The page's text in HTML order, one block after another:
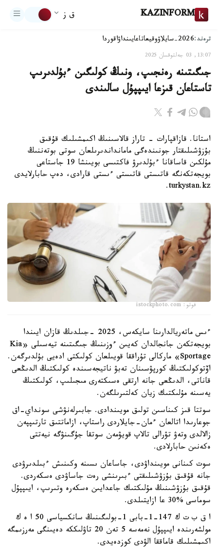
KAZINFORM ق ز
ترەند:2026-سايلاۋ وقيعاتاعايىنداۋاقوردا
13:07, 03 جەلتوقسان 2025
جىگىتىنە رەنجىپ، ونىڭ كولىگىن ءبۇلدىرىپ
تاستاعان قىزعا ايىپپۇل سالىندى
استانا. قازاقپارات - تاراز قالاسىنىڭ اكىمشىلىك قۇقىق
بۇزۋشىلىقتار جونىندەگى مامانداندىرىلعان سوتى بوتەننىڭ
مۇلكىن قاساقانا ءبۇلدىرۋ فاكتىسى بويىنشا 19 جاستاعى
بويجەتكەنگە قاتىستى قاتىستى ءىستى قارادى، دەپ حابارلايدى
turkystan.kz.
فوتو: istockphoto.com
ءىس ماتەريالدارىنا سايكەس، 2025 -جىلدىڭ قازان ايىندا
بويجەتكەن جانجالدان كەيىن ءوزىنىڭ جىگىتىنە تيەسىلى «Kia
Sportage» ماركالى تۇراققا قويىلعان كولىكتى ادەيى بۇلدىرگەن.
اۆتوكولىكتىڭ كورپۋسىنان تەبۋ ناتيجەسىندە كولىكتىڭ الدىڭعى
قاناتى، الدىڭعى جانە ارتقى ەسىكتەرى مىجىلىپ، كولىكتىڭ
يەسىنە مۇلىكتىك زيان كەلتىرىلگەن.
سوتتا قىز كىناسىن تولىق مويىندادى. جابىرلەنۋشى سونداي-اق
جوعارىدا اتالعان ءمان-جايلاردى راستاپ، ازاماتتىق تارتىپپەن
زالالدى وتەۋ تۋرالى تالاپ قويۋمەن سوتقا جۇگىنۋگە نيەتتى
ەكەنىن حابارلادى.
سوت كىنانى مويىنداۋدى، جاساعان ىسىنە وكىنىش ءبىلدىرۋدى
جانە قۇقىق بۇزۋشىلىقتى ءبىرىنشى رەت جاساۋدى ەسكەردى.
قۇقىق بۇزۋشىنىڭ مۇلىكتىك جاعدايىن ەسكەرە وتىرىپ، ايىپپۇل
سوماسى %30 عا ازايتىلدى.
ا ق ب ت ك 147-1-بابى 1-بولىگىنىڭ سانكسياسى 50 ا ە ك
مولشەرىندە ايىپپۇل نەمەسە 5 تەن 20 تاۋلىككە دەيىنگى مەرزىمگە
اكىمشىلىك قاماققا الۋدى كوزدەيدى.